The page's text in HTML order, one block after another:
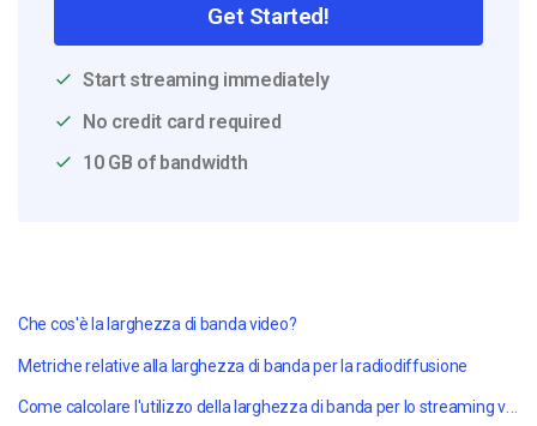
Get Started!
Start streaming immediately
No credit card required
10 GB of bandwidth
Che cos'è la larghezza di banda video?
Metriche relative alla larghezza di banda per la radiodiffusione
Come calcolare l'utilizzo della larghezza di banda per lo streaming video